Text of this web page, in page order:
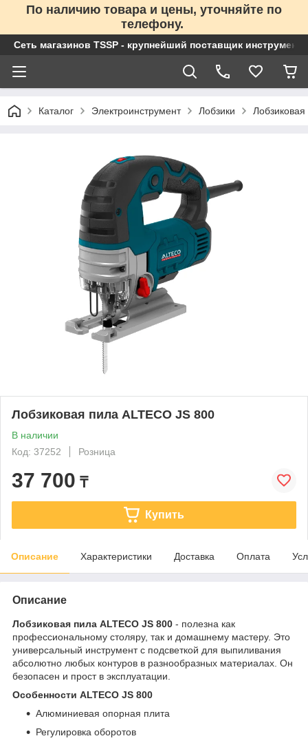
По наличию товара и цены, уточняйте по
телефону.
Сеть магазинов TSSP - крупнейший поставщик
Каталог Электроинструмент Лобзики
Лобзиковая пила ALTECO JS 800
В наличии
Код: 37252
Розница
37 700 ₸
Купить
Описание Характеристики Доставка Оплата
Описание
Лобзиковая пила ALTECO JS 800 ​ - полезна как
профессиональному столяру, так и домашнему мастеру. Это
универсальный инструмент с подсветкой для выпиливания
абсолютно любых контуров в разнообразных материалах. Он
безопасен и прост в эксплуатации.
Особенности ALTECO JS 800
Алюминиевая опорная плита
Регулировка оборотов